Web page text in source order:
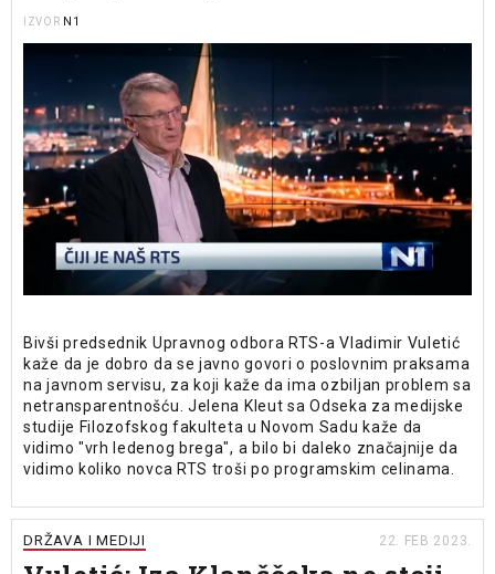
IZVOR N1
Bivši predsednik Upravnog odbora RTS-a Vladimir Vuletić
kaže da je dobro da se javno govori o poslovnim praksama
na javnom servisu, za koji kaže da ima ozbiljan problem sa
netransparentnošću. Jelena Kleut sa Odseka za medijske
studije Filozofskog fakulteta u Novom Sadu kaže da
vidimo "vrh ledenog brega", a bilo bi daleko značajnije da
vidimo koliko novca RTS troši po programskim celinama.
DRŽAVA I MEDIJI 22. FEB 2023.